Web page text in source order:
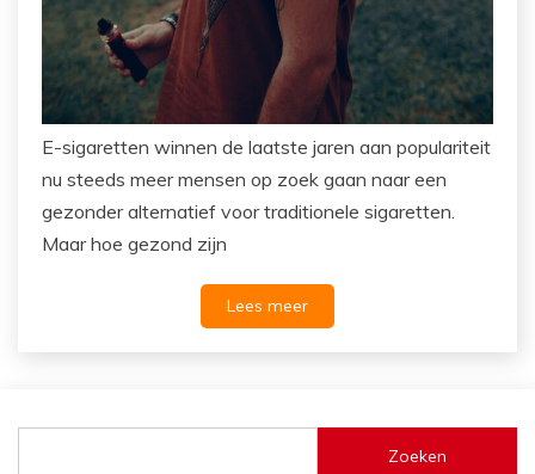
E-sigaretten winnen de laatste jaren aan populariteit
nu steeds meer mensen op zoek gaan naar een
gezonder alternatief voor traditionele sigaretten.
Maar hoe gezond zijn
Lees meer
Zoeken